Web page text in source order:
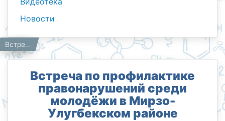
Новости
Главная
Работникам
Новости Встреча по профилактике правонарушений среди молодёжи в Мирзо-Улугбекском районе
Встреча по профилактике
правонарушений среди
молодёжи в Мирзо-
Улугбекском районе